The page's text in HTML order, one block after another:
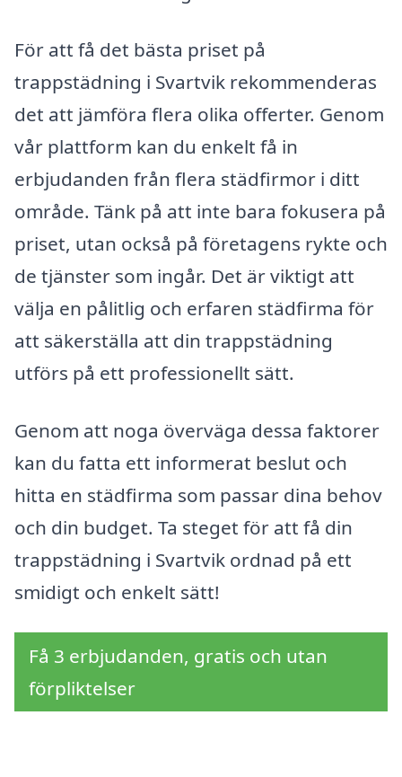
För att få det bästa priset på
trappstädning i Svartvik rekommenderas
det att jämföra flera olika offerter. Genom
vår plattform kan du enkelt få in
erbjudanden från flera städfirmor i ditt
område. Tänk på att inte bara fokusera på
priset, utan också på företagens rykte och
de tjänster som ingår. Det är viktigt att
välja en pålitlig och erfaren städfirma för
att säkerställa att din trappstädning
utförs på ett professionellt sätt.
Genom att noga överväga dessa faktorer
kan du fatta ett informerat beslut och
hitta en städfirma som passar dina behov
och din budget. Ta steget för att få din
trappstädning i Svartvik ordnad på ett
smidigt och enkelt sätt!
Få 3 erbjudanden, gratis och utan
förpliktelser